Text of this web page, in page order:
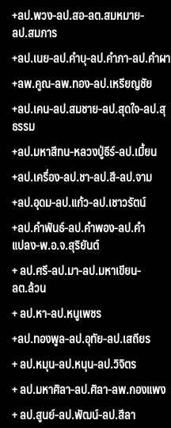
+ลป.พวง-ลป.สอ-ลต.สมหมาย-
ลป.สมภาร
+ลป.เนย-ลป.คำบุ-ลป.คำภา-ลป.คำผา
+ลพ.คูณ-ลพ.ทอง-ลป.เหรียญชัย
+ลป.เคน-ลป.สมชาย-ลป.สุดใจ-ลป.สุ
ธรรม
+ลป.มหาสีทน-หลวงปู่ธีร์-ลป.เมี้ยน
+ลป.เครื่อง-ลป.ชา-ลป.สี-ลป.จาม
+ลป.อุดม-ลป.แก้ว-ลป.เชาวรัตน์
+ลป.คำพันธ์-ลป.คำพอง-ลป.คำ
แปลง-พ.อ.จ.สุริยันต์
+ ลป.ศรี-ลป.มา-ลป.มหาเขียน-
ลต.ล้วน
+ ลป.หา-ลป.หนูเพชร
+ลป.ทองพูล-ลป.อุทัย-ลป.เสถียร
+ ลป.หมุน-ลป.หนุน-ลป.วิจิตร
+ ลป.มหาศิลา-ลป.ศิลา-ลพ.กองแพง
+ ลป.สูนย์-ลป.พัฒน์-ลป.สีลา